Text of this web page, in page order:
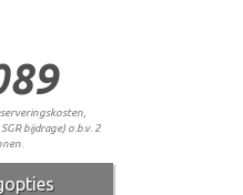
bijdrage) o.b.v. 2